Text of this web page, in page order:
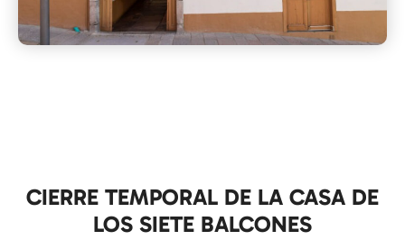
CIERRE TEMPORAL DE LA CASA DE
LOS SIETE BALCONES